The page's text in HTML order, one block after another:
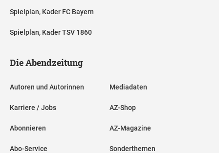
Spielplan, Kader FC Bayern
Spielplan, Kader TSV 1860
Die Abendzeitung
Autoren und Autorinnen
Karriere / Jobs
Abonnieren
Abo-Service
Mediadaten
AZ-Shop
AZ-Magazine
Sonderthemen